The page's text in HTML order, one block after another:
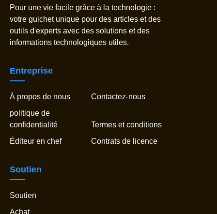
Pour une vie facile grâce à la technologie :
votre guichet unique pour des articles et des
outils d'experts avec des solutions et des
informations technologiques utiles.
Entreprise
À propos de nous
Contactez-nous
politique de
confidentialité
Termes et conditions
Éditeur en chef
Contrats de licence
Soutien
Soutien
Achat